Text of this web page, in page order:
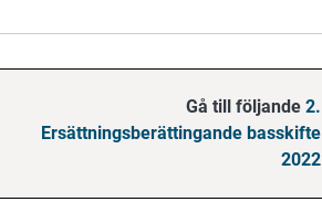
Gå till följande 2.
Ersättningsberättingande basskifte
2022